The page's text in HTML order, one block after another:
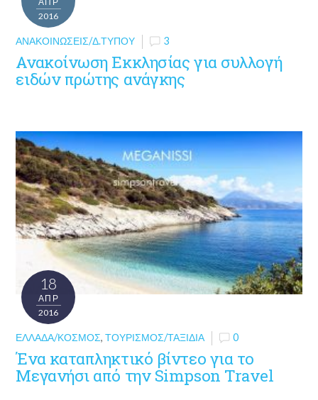
2016
ΑΝΑΚΟΙΝΏΣΕΙΣ/Δ.ΤΎΠΟΥ 3
Ανακοίνωση Εκκλησίας για συλλογή
ειδών πρώτης ανάγκης
18
ΑΠΡ
2016
ΕΛΛΆΔΑ/ΚΌΣΜΟΣ,ΤΟΥΡΙΣΜΌΣ/ΤΑΞΊΔΙΑ 0
Ένα καταπληκτικό βίντεο για το
Μεγανήσι από την Simpson Travel